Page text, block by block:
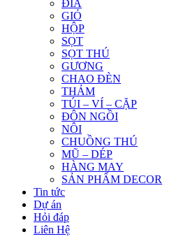
ĐĨA
GIỎ
HỘP
SỌT
SỌT THÚ
GƯƠNG
CHAO ĐÈN
THẢM
TÚI – VÍ – CẶP
ĐÔN NGỒI
NÔI
CHUỒNG THÚ
MŨ – DÉP
HÀNG MAY
SẢN PHẨM DECOR
Tin tức
Dự án
Hỏi đáp
Liên Hệ